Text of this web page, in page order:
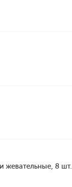
жевательные, 8 шт.